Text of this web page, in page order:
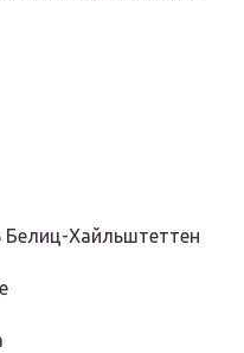
Хайльштеттен